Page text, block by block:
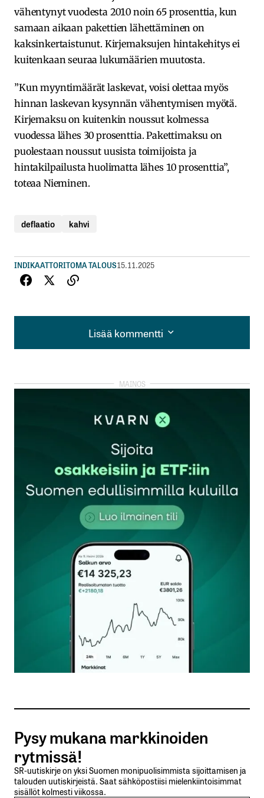
vähentynyt vuodesta 2010 noin 65 prosenttia, kun
samaan aikaan pakettien lähettäminen on
kaksinkertaistunut. Kirjemaksujen hintakehitys ei
kuitenkaan seuraa lukumäärien muutosta.
”Kun myyntimäärät laskevat, voisi olettaa myös
hinnan laskevan kysynnän vähentymisen myötä.
Kirjemaksu on kuitenkin noussut kolmessa
vuodessa lähes 30 prosenttia. Pakettimaksu on
puolestaan noussut uusista toimijoista ja
hintakilpailusta huolimatta lähes 10 prosenttia”,
toteaa Nieminen.
deflaatio kahvi
INDIKAATTORITOMA TALOUS15.11.2025
Lisää kommentti
Lisää kommentti
kirjautua
rekisteröityä
Sähköpostiosoitettasi ei julkaista.Pakolliset
kentät on merkitty*
Kommentti*
Nimesi tai nimimerkkisi
Sähköpostiosoitteesi
Tilaa SalkunRakentajan uutiskirje
Lähetä kommentti
Pysy mukana markkinoiden
rytmissä!
SR-uutiskirje on yksi Suomen monipuolisimmista sijoittamisen ja
talouden uutiskirjeistä. Saat sähköpostiisi mielenkiintoisimmat
sisällöt kolmesti viikossa.